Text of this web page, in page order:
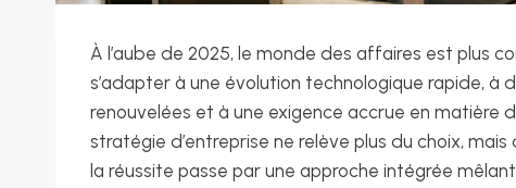
À l’aube de 2025, le monde des affaires est plus
s’adapter à une évolution technologique rapide,
renouvelées et à une exigence accrue en matière
stratégie d’entreprise ne relève plus du choix,
la réussite passe par une approche intégrée